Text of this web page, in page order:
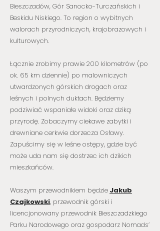
Bieszczadów, Gór Sanocko-Turczańskich i
Beskidu Niskiego. To region o wybitnych
walorach przyrodniczych, krajobrazowych i
kulturowych.
Łącznie zrobimy prawie 200 kilometrów (po
ok. 65 km dziennie) po malowniczych
utwardzonych górskich drogach oraz
leśnych i polnych duktach. Będziemy
podziwiać wspaniałe widoki oraz dziką
przyrodę. Zobaczymy ciekawe zabytki i
drewniane cerkwie dorzecza Osławy.
Zapuścimy się w leśne ostępy, gdzie być
może uda nam się dostrzec ich dzikich
mieszkańców.
Waszym przewodnikiem będzie Jakub
Czajkowski, przewodnik górski i
licencjonowany przewodnik Bieszczadzkiego
Parku Narodowego oraz gospodarz Nomads’